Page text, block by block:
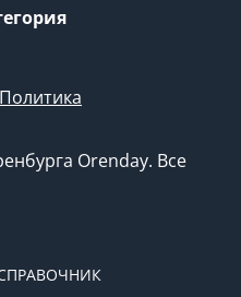
Политика
Orenday. Все